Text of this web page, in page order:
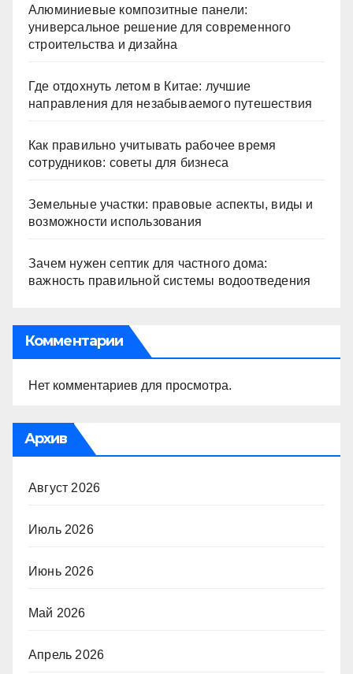
Алюминиевые композитные панели:
универсальное решение для современного
строительства и дизайна
Где отдохнуть летом в Китае: лучшие
направления для незабываемого путешествия
Как правильно учитывать рабочее время
сотрудников: советы для бизнеса
Земельные участки: правовые аспекты, виды и
возможности использования
Зачем нужен септик для частного дома:
важность правильной системы водоотведения
Комментарии
Нет комментариев для просмотра.
Архив
Август 2026
Июль 2026
Июнь 2026
Май 2026
Апрель 2026